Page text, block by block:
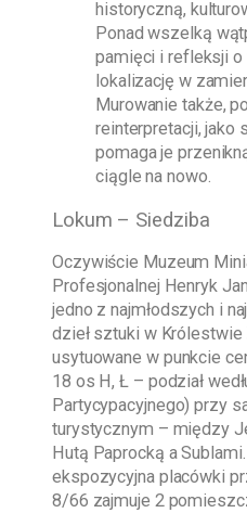
historyczną,
Ponad wszelką
pamięci i refleksji o
lokalizację w
Murowanie także,
reinterpretacji, jako
pomaga je
ciągle na nowo.
Lokum – Siedziba
Oczywiście Muzeum
Profesjonalnej Henryk
jedno z najmłodszych i
dzieł sztuki w Królestwie
usytuowane w punkcie
18 os H, Ł – podział
Partycypacyjnego) przy
turystycznym – między
Hutą Paprocką a
ekspozycyjna placówki
8/66 zajmuje 2